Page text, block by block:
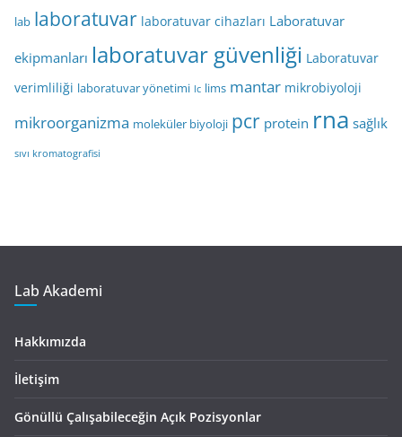
lab laboratuvar laboratuvar cihazları Laboratuvar
ekipmanları laboratuvar güvenliği Laboratuvar
verimliliği laboratuvar yönetimi lc lims mantar mikrobiyoloji
mikroorganizma moleküler biyoloji pcr protein rna sağlık
sıvı kromatografisi
Lab Akademi
Hakkımızda
İletişim
Gönüllü Çalışabileceğin Açık Pozisyonlar